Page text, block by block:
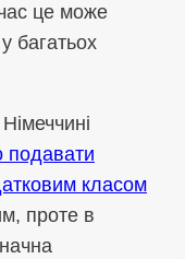
це може
багатьох
подавати
класом
проте в